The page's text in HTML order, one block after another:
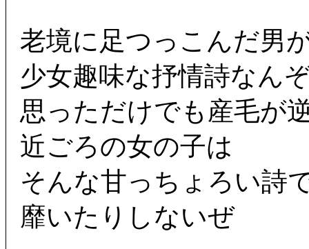
老境に足つっこんだ男
少女趣味な抒情詩なん
思っただけでも産毛が
近ごろの女の子は
そんな甘っちょろい詩
靡いたりしないぜ